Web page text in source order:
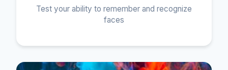
Test your ability to remember and recognize
faces